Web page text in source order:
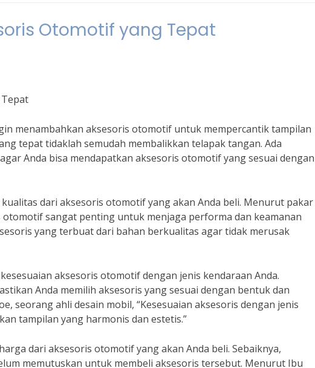
Otomotif yang Tepat
menambahkan aksesoris otomotif untuk mempercantik tampilan
tepat tidaklah semudah membalikkan telapak tangan. Ada
Anda bisa mendapatkan aksesoris otomotif yang sesuai dengan
dari aksesoris otomotif yang akan Anda beli. Menurut pakar
sangat penting untuk menjaga performa dan keamanan
yang terbuat dari bahan berkualitas agar tidak merusak
aksesoris otomotif dengan jenis kendaraan Anda.
Anda memilih aksesoris yang sesuai dengan bentuk dan
seorang ahli desain mobil, “Kesesuaian aksesoris dengan jenis
tampilan yang harmonis dan estetis.”
dari aksesoris otomotif yang akan Anda beli. Sebaiknya,
memutuskan untuk membeli aksesoris tersebut. Menurut Ibu